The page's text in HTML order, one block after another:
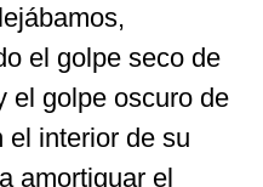
el golpe seco de
el golpe oscuro de
el interior de su
amortiguar el